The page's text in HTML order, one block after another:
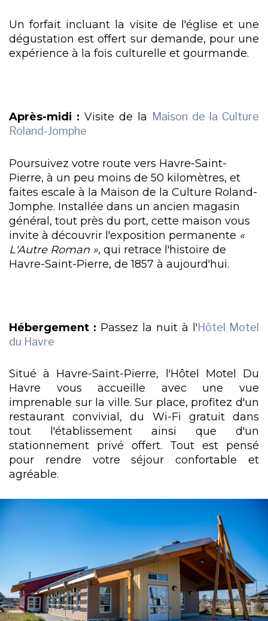
Un forfait incluant la visite de l'église et une
dégustation est offert sur demande, pour une
expérience à la fois culturelle et gourmande.
Après-midi : Visite de la
Maison de la Culture
Roland-Jomphe
Poursuivez votre route vers Havre-Saint-
Pierre, à un peu moins de 50 kilomètres, et
faites escale à la Maison de la Culture Roland-
Jomphe. Installée dans un ancien magasin
général, tout près du port, cette maison vous
invite à découvrir l'exposition permanente «
L'Autre Roman », qui retrace l'histoire de
Havre-Saint-Pierre, de 1857 à aujourd'hui.
Hébergement : Passez la nuit à l'Hôtel Motel
du Havre
Situé à Havre-Saint-Pierre, l'Hôtel Motel Du
Havre vous accueille avec une vue
imprenable sur la ville. Sur place, profitez d'un
restaurant convivial, du Wi-Fi gratuit dans
tout l'établissement ainsi que d'un
stationnement privé offert. Tout est pensé
pour rendre votre séjour confortable et
agréable.